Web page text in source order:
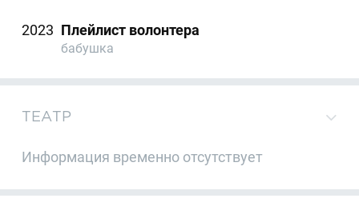
2023 Плейлист волонтера
бабушка
ТЕАТР
Информация временно отсутствует